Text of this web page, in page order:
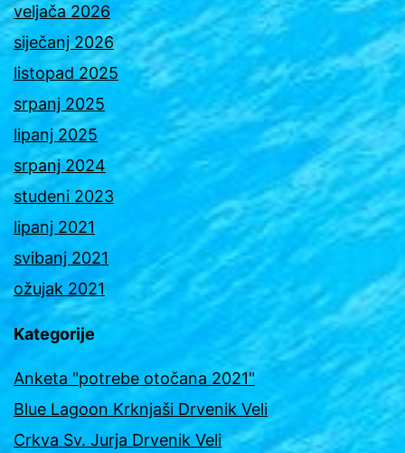
veljača 2026
siječanj 2026
listopad 2025
srpanj 2025
lipanj 2025
srpanj 2024
studeni 2023
lipanj 2021
svibanj 2021
ožujak 2021
Kategorije
Anketa "potrebe otočana 2021"
Blue Lagoon Krknjaši Drvenik Veli
Crkva Sv. Jurja Drvenik Veli